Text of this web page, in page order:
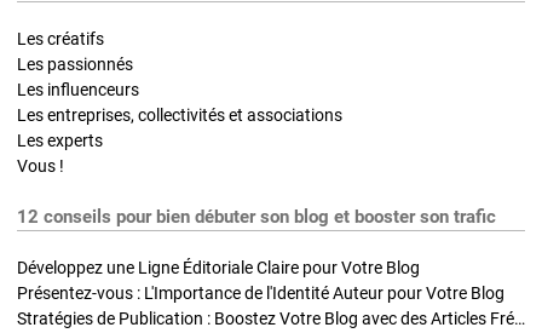
Les créatifs
Les passionnés
Les influenceurs
Les entreprises, collectivités et associations
Les experts
Vous !
12 conseils pour bien débuter son blog et booster son trafic
Développez une Ligne Éditoriale Claire pour Votre Blog
Présentez-vous : L'Importance de l'Identité Auteur pour Votre Blog
Stratégies de Publication : Boostez Votre Blog avec des Articles Fréquents et Exclusifs